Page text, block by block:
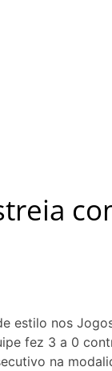
estilo nos
fez 3 a 0
na